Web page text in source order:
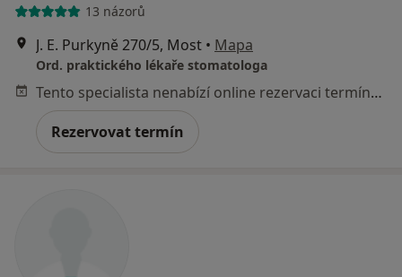
13 názorů
J. E. Purkyně 270/5, Most • Mapa
Ord. praktického lékaře stomatologa
Tento specialista nenabízí online rezervaci termínu na této adrese.
Rezervovat termín